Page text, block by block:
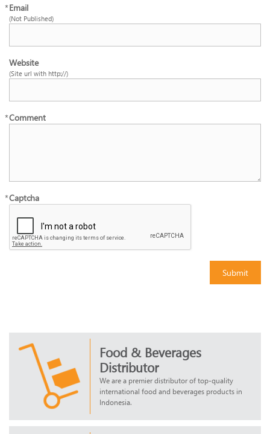
*Email
(Not Published)
Website
(Site url with http://)
*Comment
*Captcha
Submit
Food & Beverages
Distributor
We are a premier distributor of top-quality
international food and beverages products in
Indonesia.